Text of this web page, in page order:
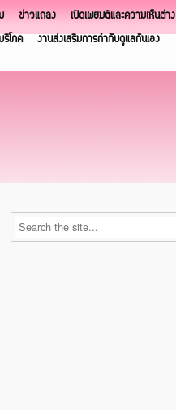
ข่าวแถลง
เปิดเผยมติและความเห็นต่าง
โภค
งานส่งเสริมการกำกับดูแลกันเอง